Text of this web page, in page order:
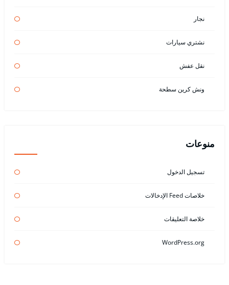
نجار
نشتري سيارات
نقل عفش
ونش كرين سطحة
منوعات
تسجيل الدخول
خلاصات Feed الإدخالات
خلاصة التعليقات
WordPress.org